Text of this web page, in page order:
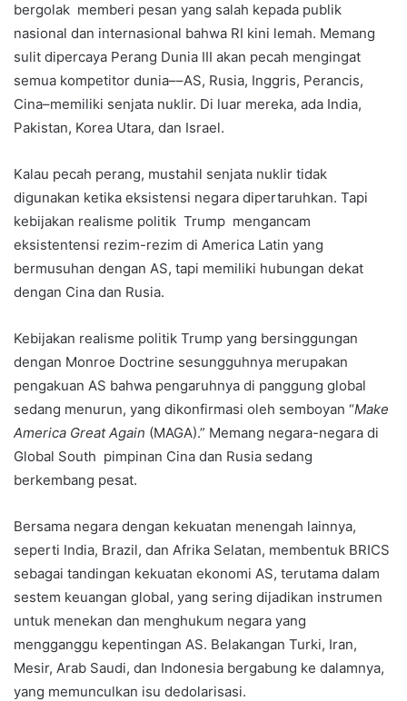
bergolak memberi pesan yang salah kepada publik
nasional dan internasional bahwa RI kini lemah. Memang
sulit dipercaya Perang Dunia III akan pecah mengingat
semua kompetitor dunia––AS, Rusia, Inggris, Perancis,
Cina–memiliki senjata nuklir. Di luar mereka, ada India,
Pakistan, Korea Utara, dan Israel.
Kalau pecah perang, mustahil senjata nuklir tidak
digunakan ketika eksistensi negara dipertaruhkan. Tapi
kebijakan realisme politik Trump mengancam
eksistentensi rezim-rezim di America Latin yang
bermusuhan dengan AS, tapi memiliki hubungan dekat
dengan Cina dan Rusia.
Kebijakan realisme politik Trump yang bersinggungan
dengan Monroe Doctrine sesungguhnya merupakan
pengakuan AS bahwa pengaruhnya di panggung global
sedang menurun, yang dikonfirmasi oleh semboyan “Make
America Great Again (MAGA).” Memang negara-negara di
Global South pimpinan Cina dan Rusia sedang
berkembang pesat.
Bersama negara dengan kekuatan menengah lainnya,
seperti India, Brazil, dan Afrika Selatan, membentuk BRICS
sebagai tandingan kekuatan ekonomi AS, terutama dalam
sestem keuangan global, yang sering dijadikan instrumen
untuk menekan dan menghukum negara yang
mengganggu kepentingan AS. Belakangan Turki, Iran,
Mesir, Arab Saudi, dan Indonesia bergabung ke dalamnya,
yang memunculkan isu dedolarisasi.